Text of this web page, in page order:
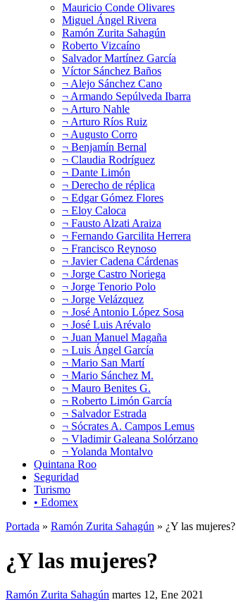
Mauricio Conde Olivares
Miguel Ángel Rivera
Ramón Zurita Sahagún
Roberto Vizcaíno
Salvador Martínez García
Víctor Sánchez Baños
¬ Alejo Sánchez Cano
¬ Armando Sepúlveda Ibarra
¬ Arturo Nahle
¬ Arturo Ríos Ruiz
¬ Augusto Corro
¬ Benjamín Bernal
¬ Claudia Rodríguez
¬ Dante Limón
¬ Derecho de réplica
¬ Edgar Gómez Flores
¬ Eloy Caloca
¬ Fausto Alzati Araiza
¬ Fernando Garcilita Herrera
¬ Francisco Reynoso
¬ Javier Cadena Cárdenas
¬ Jorge Castro Noriega
¬ Jorge Tenorio Polo
¬ Jorge Velázquez
¬ José Antonio López Sosa
¬ José Luis Arévalo
¬ Juan Manuel Magaña
¬ Luis Ángel García
¬ Mario San Martí
¬ Mario Sánchez M.
¬ Mauro Benites G.
¬ Roberto Limón García
¬ Salvador Estrada
¬ Sócrates A. Campos Lemus
¬ Vladimir Galeana Solórzano
¬ Yolanda Montalvo
Quintana Roo
Seguridad
Turismo
• Edomex
Portada » Ramón Zurita Sahagún » ¿Y las mujeres?
¿Y las mujeres?
Ramón Zurita Sahagún martes 12, Ene 2021